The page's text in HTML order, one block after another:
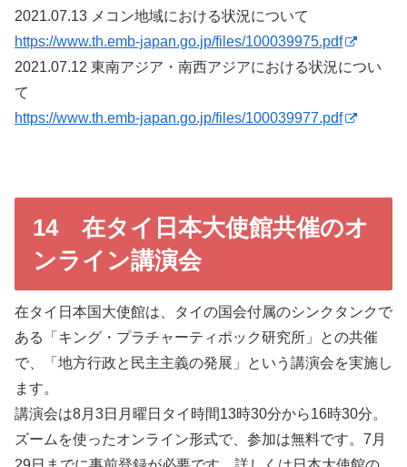
2021.07.13 メコン地域における状況について
https://www.th.emb-japan.go.jp/files/100039975.pdf
2021.07.12 東南アジア・南西アジアにおける状況につい
て
https://www.th.emb-japan.go.jp/files/100039977.pdf
14 在タイ日本大使館共催のオ
ンライン講演会
在タイ日本国大使館は、タイの国会付属のシンクタンクで
ある「キング・プラチャーティポック研究所」との共催
で、「地方行政と民主主義の発展」という講演会を実施し
ます。
講演会は8月3日月曜日タイ時間13時30分から16時30分。
ズームを使ったオンライン形式で、参加は無料です。7月